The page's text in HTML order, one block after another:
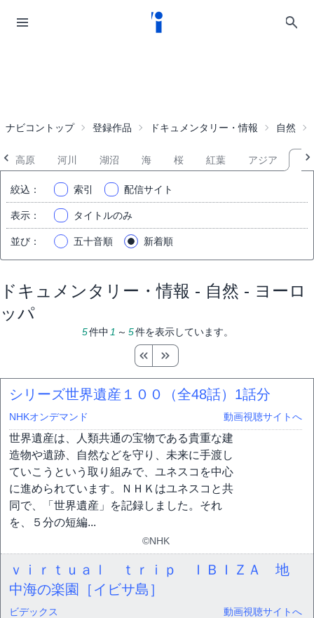
ナビコントップ 登録作品 ドキュメンタリー・情報 自然
・高原 河川 湖沼 海 桜 紅葉 アジア
絞込 ： 索引 配信サイト
表示 ： タイトルのみ
並び ： 五十音順 新着順
ドキュメンタリー・情報 - 自然 - ヨーロ
ッパ
5件中 1 ～ 5件を表示しています。
シリーズ世界遺産１００（全48話） 1話分
NHKオンデマンド 動画視聴サイトへ
世界遺産は、人類共通の宝物である貴重な建
造物や遺跡、自然などを守り、未来に手渡し
ていこうという取り組みで、ユネスコを中心
に進められています。ＮＨＫはユネスコと共
同で、「世界遺産」を記録しました。それ
を、５分の短編...
©NHK
ｖｉｒｔｕａｌ ｔｒｉｐ ＩＢＩＺＡ 地
中海の楽園［イビサ島］
ビデックス 動画視聴サイトへ